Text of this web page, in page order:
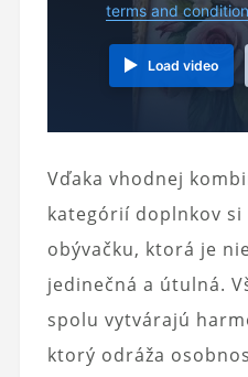
terms and
Load video
Vďaka vhodnej
kategórií doplnkov
obývačku, ktorá je
jedinečná a útulná.
spolu vytvárajú
ktorý odráža